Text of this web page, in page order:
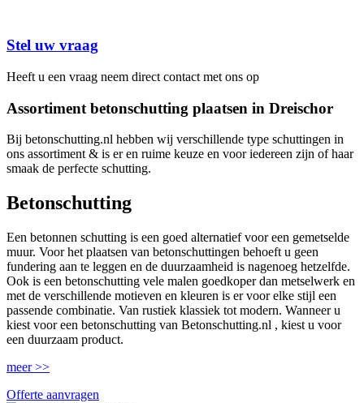
Stel uw vraag
Heeft u een vraag neem direct contact met ons op
Assortiment betonschutting plaatsen in Dreischor
Bij betonschutting.nl hebben wij verschillende type schuttingen in
ons assortiment & is er en ruime keuze en voor iedereen zijn of haar
smaak de perfecte schutting.
Betonschutting
Een betonnen schutting is een goed alternatief voor een gemetselde
muur. Voor het plaatsen van betonschuttingen behoeft u geen
fundering aan te leggen en de duurzaamheid is nagenoeg hetzelfde.
Ook is een betonschutting vele malen goedkoper dan metselwerk en
met de verschillende motieven en kleuren is er voor elke stijl een
passende combinatie. Van rustiek klassiek tot modern. Wanneer u
kiest voor een betonschutting van Betonschutting.nl , kiest u voor
een duurzaam product.
meer >>
Offerte aanvragen